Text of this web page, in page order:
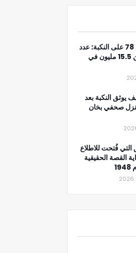
الإحصاء بعد 78 على النكبة: عدد
الفلسطينيين 15.5 مليون في
يوثق النكبة بعد
صحفي بخان
التي فُتحت للاطلاع
القصة الحقيقية